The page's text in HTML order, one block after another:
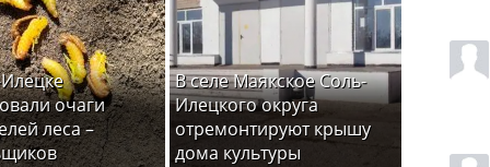
очаги
леса –
В селе Маякское Соль-
Илецкого округа
отремонтируют крышу
дома культуры